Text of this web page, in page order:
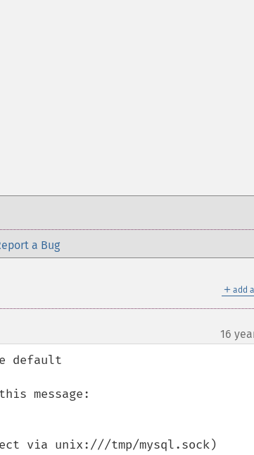
a Bug
＋ add
16
default
message:
via unix:///tmp/mysql.sock)